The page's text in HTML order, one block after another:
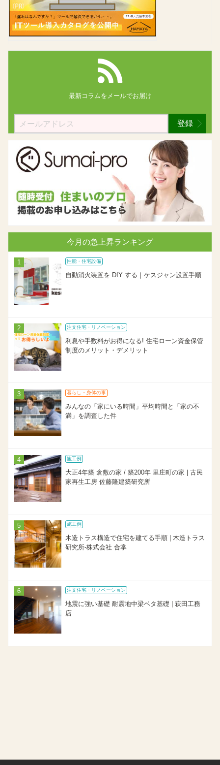
最新コラムを メールでお届け
登録
今月の急上昇ランキング
性能・住宅設備
自動消火装置を DIY する｜ケスジャン設置手順
注文住宅・リノベーション
利息や手数料がお得になる! 住宅ローン資金保管
制度のメリット・デメリット
暮らし・身体の事
みんなの「家にいる時間」平均時間と「家の不
満」を調査した件
施工例
大正4年築 倉敷の家 / 築200年 里庄町の家 | 古民
家再生工房 佐藤隆建築研究所
施工例
木造トラス構造で住宅を建てる手順 | 木造トラス
研究所-株式会社 合掌
注文住宅・リノベーション
地震に強い基礎 耐震地中梁ベタ基礎 | 萩田工務
店